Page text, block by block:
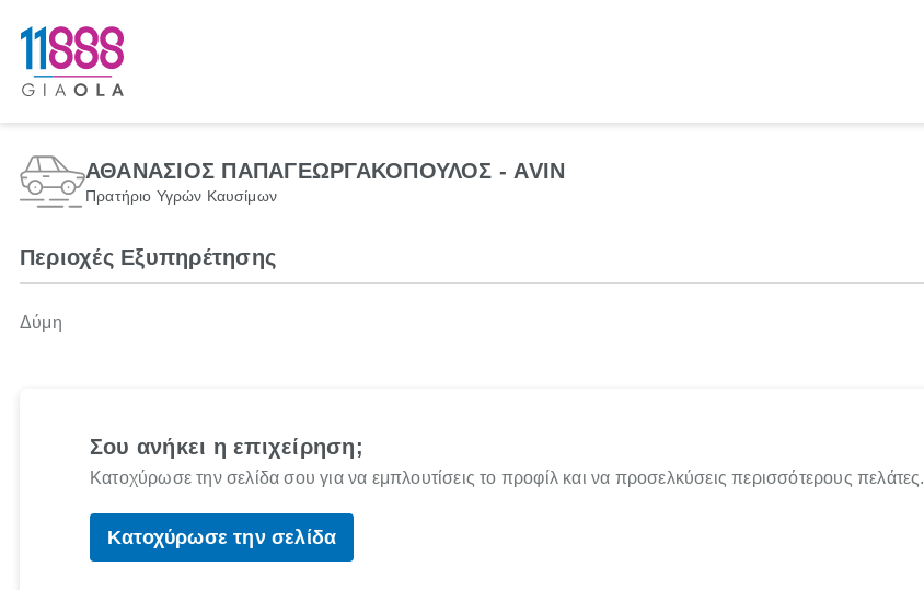
ΑΘΑΝΑΣΙΟΣ ΠΑΠΑΓΕΩΡΓΑΚΟΠΟΥΛΟΣ - AVIN
Πρατήριο Υγρών Καυσίμων
Περιοχές Εξυπηρέτησης
Δύμη
Σου ανήκει η επιχείρηση;
Κατοχύρωσε την σελίδα σου για να εμπλουτίσεις το προφίλ και να προσελκύσεις περισσότερους πελάτες.
Κατοχύρωσε την σελίδα